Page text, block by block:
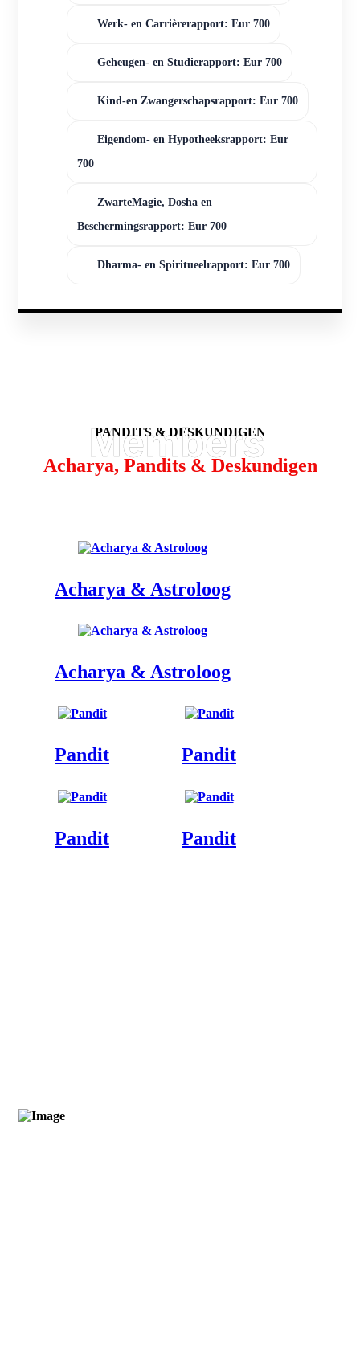
Werk- en Carrièrerapport: Eur 700
Geheugen- en Studierapport: Eur 700
Kind-en Zwangerschapsrapport: Eur 700
Eigendom- en Hypotheeksrapport: Eur
700
ZwarteMagie, Dosha en
Beschermingsrapport: Eur 700
Dharma- en Spiritueelrapport: Eur 700
PANDITS & DESKUNDIGEN
Acharya, Pandits & Deskundigen
Acharya & Astroloog
Acharya & Astroloog
Pandit Pandit
Pandit Pandit